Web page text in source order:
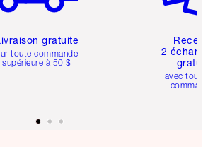
gratuite
toute commande
supérieure à 50 $
2
avec